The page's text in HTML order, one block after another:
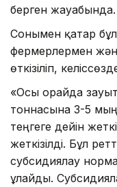
берген жауабында.
Сонымен қатар
фермерлермен
өткізіліп,
«Осы орайда
тоннасына 3-5 мың
теңгеге дейін
жеткізілді. Бұл
субсидиялау
ұлғайды.